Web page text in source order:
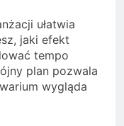
ułatwia
jaki efekt
tempo
plan pozwala
wygląda